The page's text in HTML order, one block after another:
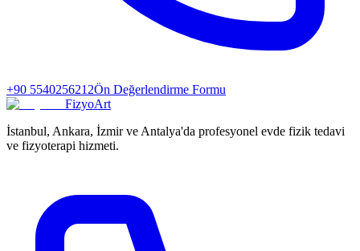
+90 5540256212Ön Değerlendirme Formu
FizyoArt
İstanbul, Ankara, İzmir ve Antalya'da profesyonel evde fizik tedavi
ve fizyoterapi hizmeti.